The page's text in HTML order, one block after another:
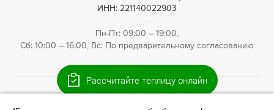
ИНН: 221140022903
Пн-Пт: 09:00 – 19:00,
Сб: 10:00 – 16:00, Вс: По предварительному согласованию
Рассчитайте теплицу онлайн